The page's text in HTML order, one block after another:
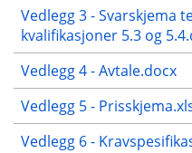
Vedlegg 3 - Svarskjema
kvalifikasjoner 5.3 og
Vedlegg 4 - Avtale.docx
Vedlegg 5 -
Vedlegg 6 -